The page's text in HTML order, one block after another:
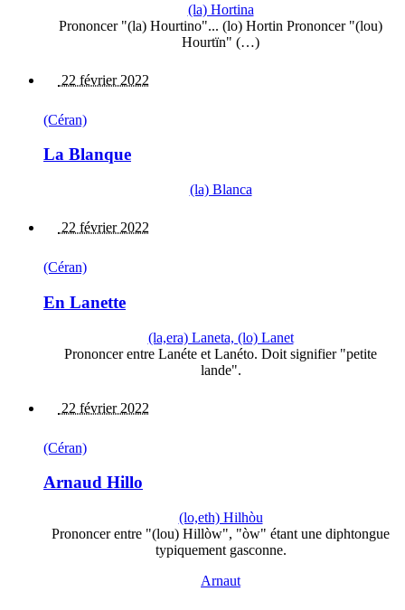
(la) Hortina
Prononcer "(la) Hourtino"... (lo) Hortin Prononcer "(lou)
Hourtïn" (…)
22 février 2022
(Céran)
La Blanque
(la) Blanca
22 février 2022
(Céran)
En Lanette
(la,era) Laneta, (lo) Lanet
Prononcer entre Lanéte et Lanéto. Doit signifier "petite
lande".
22 février 2022
(Céran)
Arnaud Hillo
(lo,eth) Hilhòu
Prononcer entre "(lou) Hillòw", "òw" étant une diphtongue
typiquement gasconne.
Arnaut